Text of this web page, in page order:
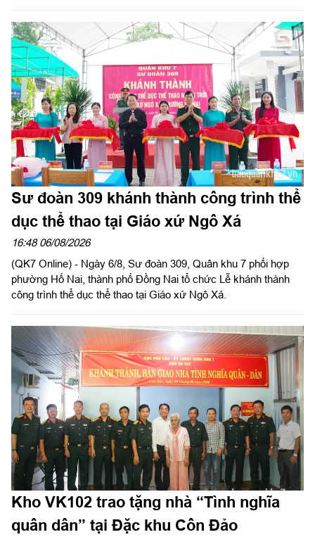
đạo hội nghị.
Sư đoàn 309 khánh thành công trình thể
dục thể thao tại Giáo xứ Ngô Xá
16:48 06/08/2026
(QK7 Online) - Ngày 6/8, Sư đoàn 309, Quân khu 7 phối hợp
phường Hố Nai, thành phố Đồng Nai tổ chức Lễ khánh thành
công trình thể dục thể thao tại Giáo xứ Ngô Xá.
Kho VK102 trao tặng nhà “Tình nghĩa
quân dân” tại Đặc khu Côn Đảo